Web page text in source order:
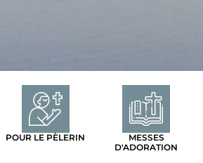
POUR LE PÈLERIN
MESSES
D'ADORATION